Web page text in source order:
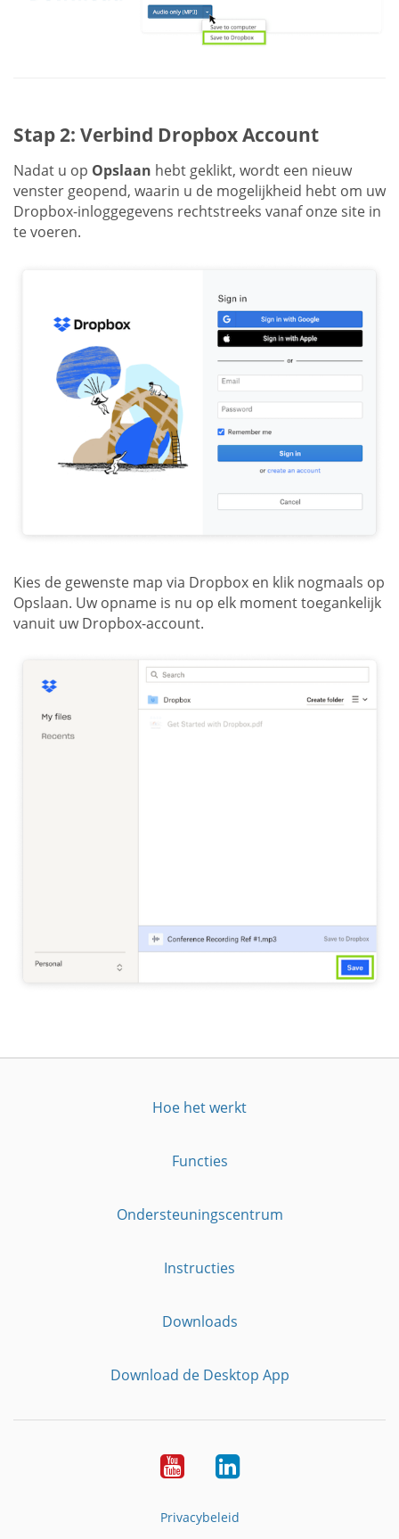
Stap 2: Verbind Dropbox Account
Nadat u op Opslaan hebt geklikt, wordt een nieuw
venster geopend, waarin u de mogelijkheid hebt om uw
Dropbox-inloggegevens rechtstreeks vanaf onze site in
te voeren.
Kies de gewenste map via Dropbox en klik nogmaals op
Opslaan. Uw opname is nu op elk moment toegankelijk
vanuit uw Dropbox-account.
Hoe het werkt
Functies
Ondersteuningscentrum
Instructies
Downloads
Download de Desktop App
YouTubeLinkedIn
Privacybeleid